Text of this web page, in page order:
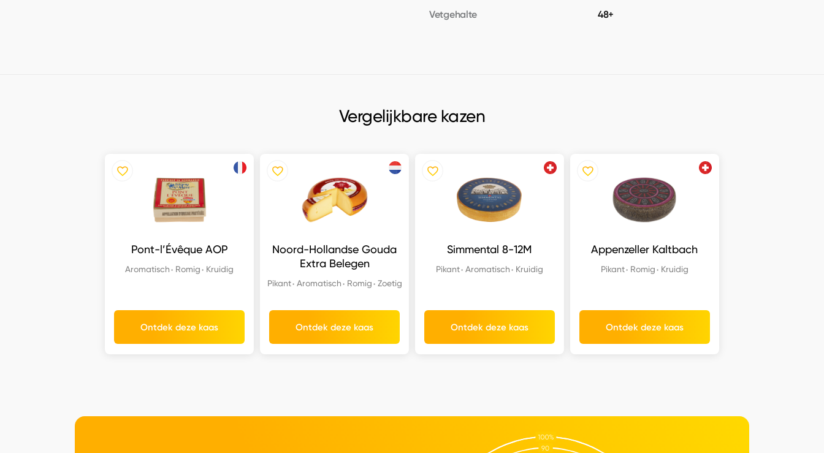
Vetgehalte
48+
Vergelijkbare kazen
Pont-l’Évêque AOP
Aromatisch Romig Kruidig
Ontdek deze kaas
Noord-Hollandse Gouda
Extra Belegen
Pikant Aromatisch Romig Zoetig
Ontdek deze kaas
Simmental 8-12M
Pikant Aromatisch Kruidig
Ontdek deze kaas
Appenzeller Kaltbach
Pikant Romig Kruidig
Ontdek deze kaas